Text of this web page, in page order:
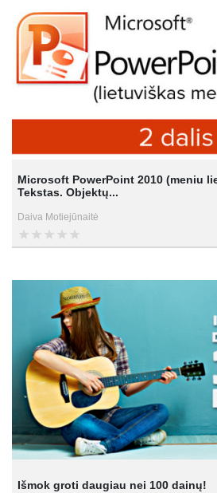
Microsoft PowerPoint 2010 (meniu
Tekstas. Objektų...
Daiva Motiejūnaitė
Išmok groti daugiau nei 100 dainų!